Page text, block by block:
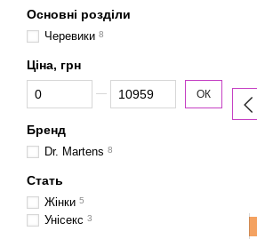
Основні розділи
Черевики 8
Ціна, грн
Від Ціна, грн
До Ціна, грн ОК
Бренд
Dr. Martens 8
Стать
Жінки 5
Унісекс 3